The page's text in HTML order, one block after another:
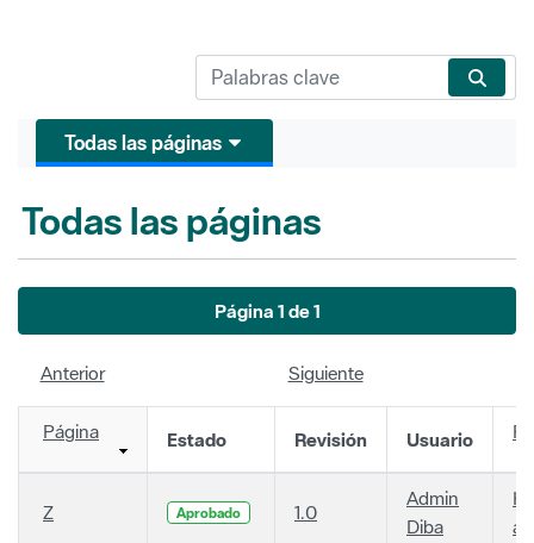
Todas las páginas
Todas las páginas
Página 1 de 1
Anterior Siguiente
Página Estado Revisión Usuario
Z Aprobado 1.0
Admin
Diba